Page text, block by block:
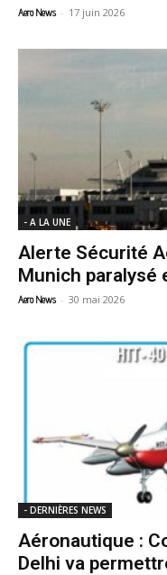
Aero News - 17 juin 2026
- A LA UNE
Alerte Sécurité
Munich paralysé
Aero News - 30 mai 2026
- DERNIÈRES NEWS
Aéronautique :
Delhi va